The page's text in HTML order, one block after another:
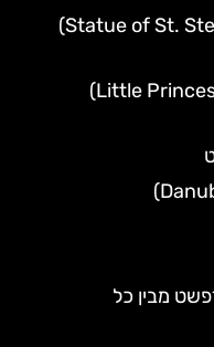
פסל המלך שטפן הקדוש (Statue of St. Stephen)
פסל הנסיכה הקטנה (Little Princess Statue)
מבין כל